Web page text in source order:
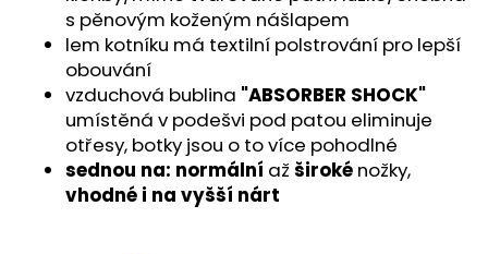
s pěnovým koženým nášlapem
lem kotníku má textilní polstrování pro lepší
obouvání
vzduchová bublina "ABSORBER SHOCK"
umístěná v podešvi pod patou eliminuje
otřesy, botky jsou o to více pohodlné
sednou na: normální až široké nožky,
vhodné i na vyšší nárt